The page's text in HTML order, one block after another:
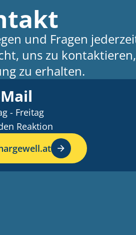
und Fragen
uns zu
zu erhalten.
- Freitag
Reaktion
arrow_forward